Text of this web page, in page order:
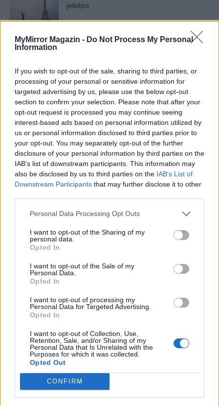
MyMirror Magazin - Do Not Process My Personal
Information
If you wish to opt-out of the sale, sharing to third parties, or
processing of your personal or sensitive information for
targeted advertising by us, please use the below opt-out
section to confirm your selection. Please note that after your
opt-out request is processed you may continue seeing
interest-based ads based on personal information utilized by
us or personal information disclosed to third parties prior to
your opt-out. You may separately opt-out of the further
disclosure of your personal information by third parties on the
IAB’s list of downstream participants. This information may
also be disclosed by us to third parties on the IAB’s List of
Downstream Participants that may further disclose it to other
Personal Data Processing Opt Outs
I want to opt-out of the Sharing of my
personal data.
Opted In
I want to opt-out of the Sale of my
Personal Data.
Opted In
I want to opt-out of processing my
Personal Data for Targeted Advertising.
Opted In
I want to opt-out of Collection, Use,
Retention, Sale, and/or Sharing of my
Personal Data that Is Unrelated with the
Purposes for which it was collected.
Opted Out
CONFIRM
jelképe
Minka 12. rész
Minka 11. rész
T. szereti a fiatal lányokat 14. rész
Pedig szóltam… – Miért nem hiszünk a
A legidegesítőbb kifejezések laza
gyűjteménye
Elyna Robbs: Adéle és az örökölt árnyak
A világ legismertebb ruhái